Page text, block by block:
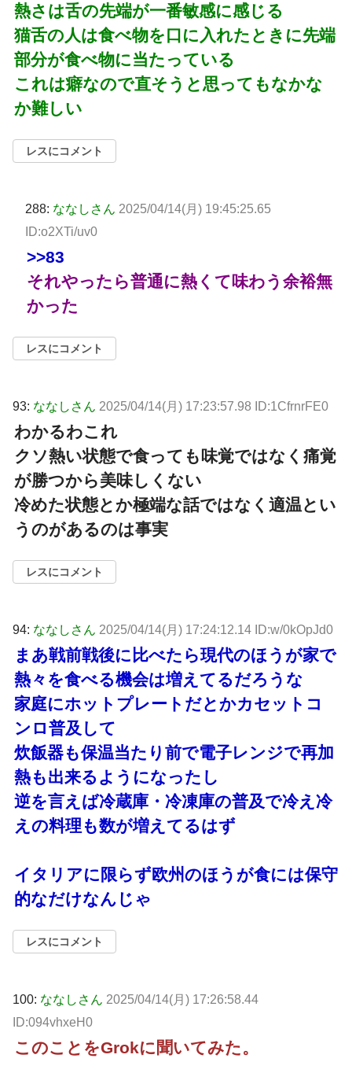
熱さは舌の先端が一番敏感に感じる
猫舌の人は食べ物を口に入れたときに先端
部分が食べ物に当たっている
これは癖なので直そうと思ってもなかな
か難しい
レスにコメント
288: ななしさん 2025/04/14(月) 19:45:25.65
ID:o2XTi/uv0
>>83
それやったら普通に熱くて味わう余裕無
かった
レスにコメント
93: ななしさん 2025/04/14(月) 17:23:57.98 ID:1CfrnrFE0
わかるわこれ
クソ熱い状態で食っても味覚ではなく痛覚
が勝つから美味しくない
冷めた状態とか極端な話ではなく適温とい
うのがあるのは事実
レスにコメント
94: ななしさん 2025/04/14(月) 17:24:12.14 ID:w/0kOpJd0
まあ戦前戦後に比べたら現代のほうが家で
熱々を食べる機会は増えてるだろうな
家庭にホットプレートだとかカセットコ
ンロ普及して
炊飯器も保温当たり前で電子レンジで再加
熱も出来るようになったし
逆を言えば冷蔵庫・冷凍庫の普及で冷え冷
えの料理も数が増えてるはず
イタリアに限らず欧州のほうが食には保守
的なだけなんじゃ
レスにコメント
100: ななしさん 2025/04/14(月) 17:26:58.44
ID:094vhxeH0
このことをGrokに聞いてみた。